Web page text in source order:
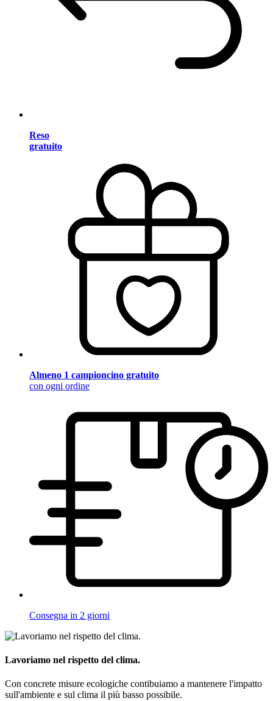
Reso
gratuito
Almeno 1 campioncino gratuito
con ogni ordine
Consegna in 2 giorni
Lavoriamo nel rispetto del clima.
Con concrete misure ecologiche contibuiamo a mantenere l'impatto
sull'ambiente e sul clima il più basso possibile.